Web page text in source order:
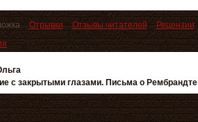
Отрывки Отзывы читателей
Рецензии
с закрытыми глазами. Письма о Рембрандте